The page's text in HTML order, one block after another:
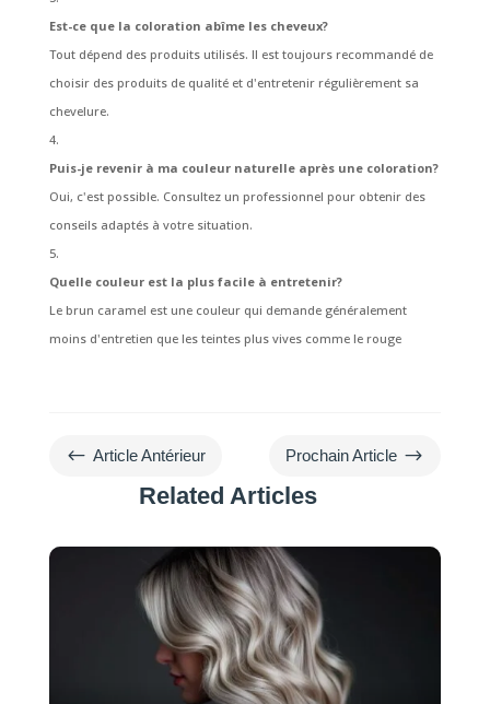
Est-ce que la coloration abîme les cheveux?
Tout dépend des produits utilisés. Il est toujours recommandé de
choisir des produits de qualité et d'entretenir régulièrement sa
chevelure.
Puis-je revenir à ma couleur naturelle après une coloration?
Oui, c'est possible. Consultez un professionnel pour obtenir des
conseils adaptés à votre situation.
Quelle couleur est la plus facile à entretenir?
Le brun caramel est une couleur qui demande généralement
moins d'entretien que les teintes plus vives comme le rouge
# Article Antérieur Prochain Article $
Related Articles